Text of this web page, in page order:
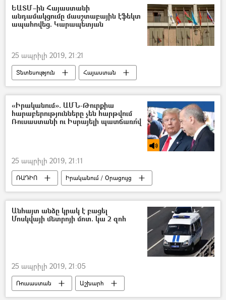
ԵԱՏՄ–ին Հայաստանի
անդամակցումը մասշտաբային էֆեկտ
ապահովեց. Կարապետյան
25 ապրիլի 2019, 21:21
Տնտեսություն
Հայաստան
Եվրասիական տնտեսական միություն (ԵԱՏՄ)
Հայաստան և ԵԱՏՄ
«Իրականում». ԱՄՆ-Թուրքիա
հարաբերությունները չեն հարթվում
Ռուսաստանի ու Իսրայելի պատճառո՞վ
25 ապրիլի 2019, 21:11
ՌԱԴԻՈ Իրականում / Օրացույց
Անհայտ անձը կրակ է բացել
Մոսկվայի մետրոյի մոտ. կա 2 զոհ
25 ապրիլի 2019, 21:05
Ռուսաստան
Աշխարհ